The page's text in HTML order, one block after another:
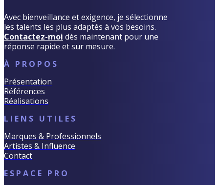
Avec bienveillance et exigence, je sélectionne
les talents les plus adaptés à vos besoins.
Contactez-moi dès maintenant pour une
réponse rapide et sur mesure.
À PROPOS
Présentation
Références
Réalisations
LIENS UTILES
Marques & Professionnels
Artistes & Influence
Contact
ESPACE PRO